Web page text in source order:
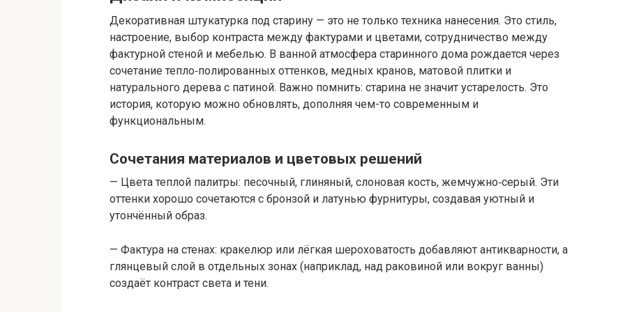
Декоративная штукатурка под старину — это не только техника нанесения. Это стиль,
настроение, выбор контраста между фактурами и цветами, сотрудничество между
фактурной стеной и мебелью. В ванной атмосфера старинного дома рождается через
сочетание тепло‑полированных оттенков, медных кранов, матовой плитки и
натурального дерева с патиной. Важно помнить: старина не значит устарелость. Это
история, которую можно обновлять, дополняя чем-то современным и
функциональным.
Сочетания материалов и цветовых решений
— Цвета теплой палитры: песочный, глиняный, слоновая кость, жемчужно‑серый. Эти
оттенки хорошо сочетаются с бронзой и латунью фурнитуры, создавая уютный и
утончённый образ.
— Фактура на стенах: кракелюр или лёгкая шероховатость добавляют антикварности, а
глянцевый слой в отдельных зонах (наприклад, над раковиной или вокруг ванны)
создаёт контраст света и тени.